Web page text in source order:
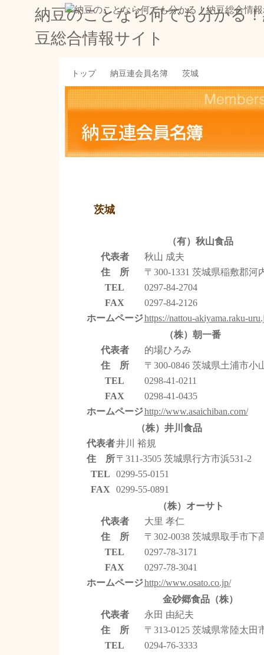
納豆のことなら何でも分かる
豆総合情報サイト
トップ 納豆連会員名簿 茨城
茨城
（有）秋山食品
代表者
秋山 成夫
住 所
〒300-1331 茨城県稲敷郡河
TEL
0297-84-2704
FAX
0297-84-2126
ホームページhttps://nattou-akiyama.raku-
（株）朝一番
代表者
的場ひろみ
住 所
〒300-0846 茨城県土浦市小
TEL
0298-41-0211
FAX
0298-41-0435
ホームページhttp://www.asaichiban.com/
（株）井川食品
代表者井川 裕規
住 所 〒311-3505 茨城県行方市浜531-2
TEL
0299-55-0151
FAX
0299-55-0891
（株）オーサト
代表者
大里 孝仁
住 所
〒302-0038 茨城県取手市下
TEL
0297-78-3171
FAX
0297-78-3041
ホームページhttp://www.osato.co.jp/
金砂郷食品（株）
代表者
永田 由紀夫
住 所
〒313-0125 茨城県常陸太田
TEL
0294-76-3333